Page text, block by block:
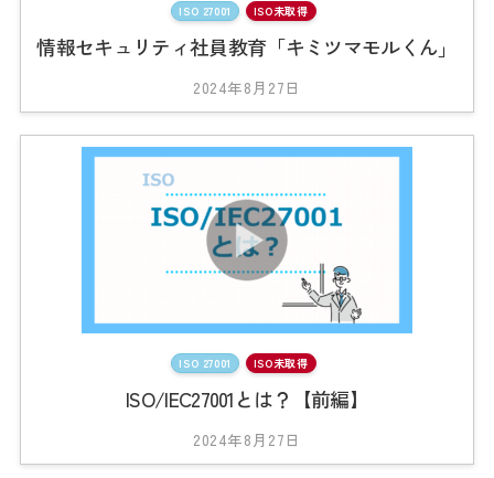
ISO 27001 ISO未取得
情報セキュリティ社員教育「キミツマモルくん」
2024年8月27日
y
2
2
3
t
s
0
1
ISO 27001 ISO未取得
ISO/IEC27001とは？【前編】
2024年8月27日
y